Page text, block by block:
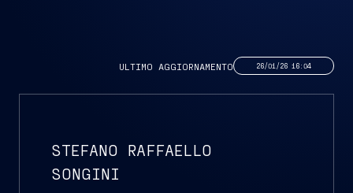
ULTIMO AGGIORNAMENTO 26/01/26 16:04
STEFANO RAFFAELLO
SONGINI